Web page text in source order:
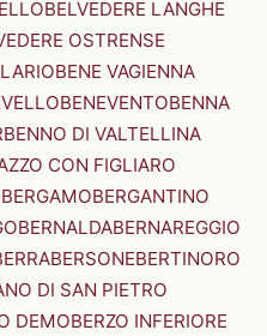
BELVEDERE LANGHE
OSTRENSE
BENE VAGIENNA
BENEVENTOBENNA
DI VALTELLINA
CON FIGLIARO
BERGAMOBERGANTINO
BERNALDABERNAREGGIO
BERSONEBERTINORO
DI SAN PIETRO
DEMOBERZO INFERIORE